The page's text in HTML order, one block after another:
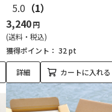
5.0 （1）
3,240円
(送料・税込)
獲得ポイント： 32 pt
詳細 カートに入れる